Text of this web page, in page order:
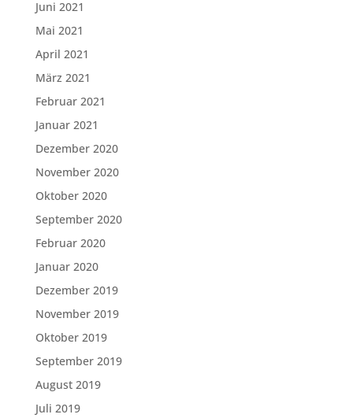
Juni 2021
Mai 2021
April 2021
März 2021
Februar 2021
Januar 2021
Dezember 2020
November 2020
Oktober 2020
September 2020
Februar 2020
Januar 2020
Dezember 2019
November 2019
Oktober 2019
September 2019
August 2019
Juli 2019